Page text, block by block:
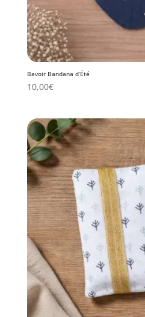
Bavoir Bandana d’Été
10,00€